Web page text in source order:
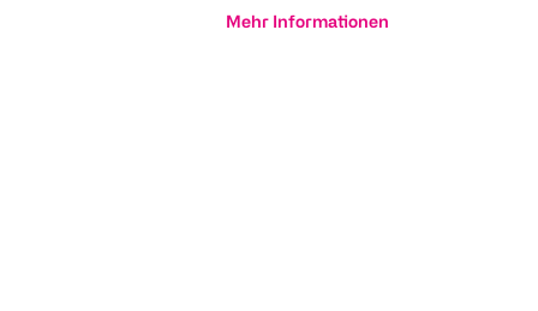
Mehr Informationen